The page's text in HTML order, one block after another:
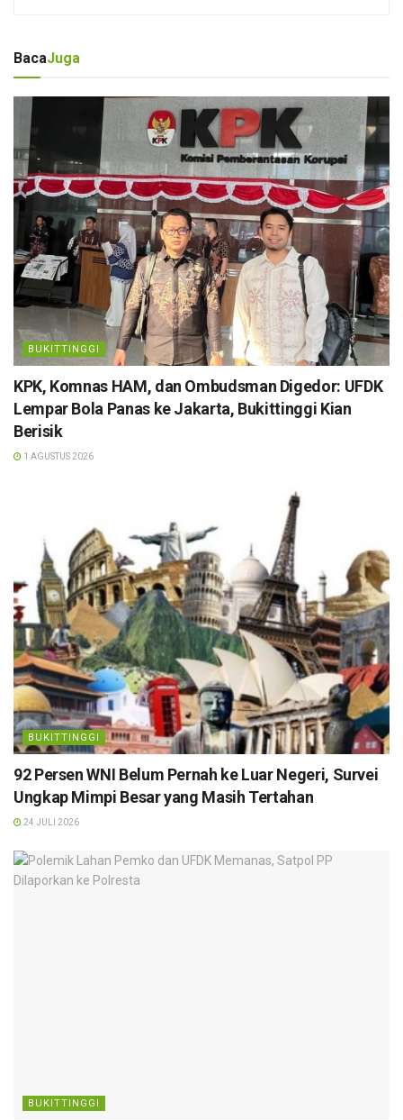
BacaJuga
BUKITTINGGI
KPK, Komnas HAM, dan Ombudsman Digedor: UFDK
Lempar Bola Panas ke Jakarta, Bukittinggi Kian
Berisik
1 AGUSTUS 2026
BUKITTINGGI
92 Persen WNI Belum Pernah ke Luar Negeri, Survei
Ungkap Mimpi Besar yang Masih Tertahan
24 JULI 2026
BUKITTINGGI